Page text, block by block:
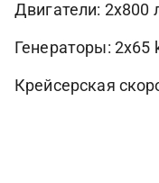
Двигатели: 2х800
Генераторы:
Крейсерская